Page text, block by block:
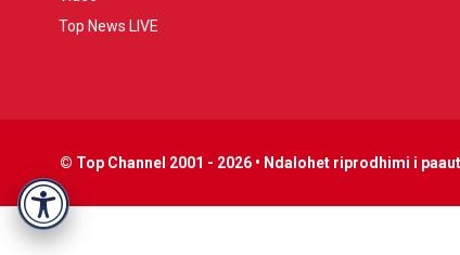
Accessibility
Top News LIVE
© Top Channel 2001 - 2026 • Ndalohet riprodhimi i